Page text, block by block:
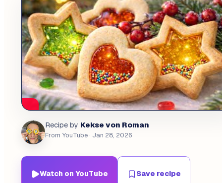
Recipe by Kekse von Roman
From YouTube· Jan 28, 2026
Watch on YouTube Save recipe